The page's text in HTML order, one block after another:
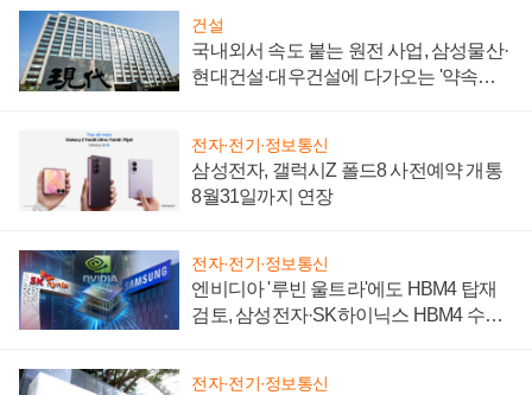
건설
국내외서 속도 붙는 원전 사업, 삼성물산·
현대건설·대우건설에 다가오는 '약속의
전자·전기·정보통신
삼성전자, 갤럭시Z 폴드8 사전예약 개통
8월31일까지 연장
전자·전기·정보통신
엔비디아 '루빈 울트라'에도 HBM4 탑재
검토, 삼성전자·SK하이닉스 HBM4 수율
전자·전기·정보통신